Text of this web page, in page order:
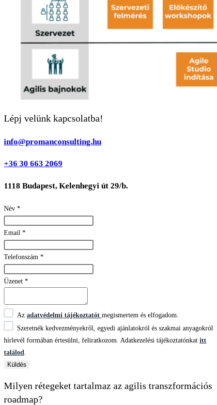
Lépj velünk kapcsolatba!
info@promanconsulting.hu
+36 30 663 2069
1118 Budapest, Kelenhegyi út 29/b.
Név *
Email *
Telefonszám *
Üzenet *
Az adatvédelmi tájékoztatót megismertem és elfogadom.
Szeretnék kedvezményekről, egyedi ajánlatokról és szakmai anyagokról
hírlevél formában értesülni, feliratkozom. Adatkezelési tájékoztatónkat itt
találod.
Küldés
Milyen rétegeket tartalmaz az agilis transzformációs
roadmap?